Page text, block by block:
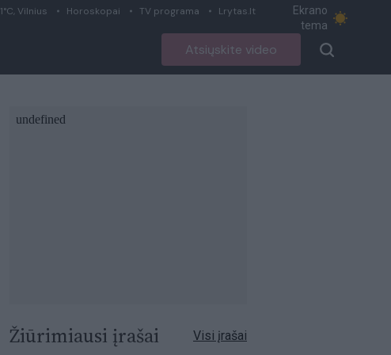
1°C, Vilnius Horoskopai TV programa Lrytas.lt
Ekrano
tema
Atsiųskite video
Žiūrimiausi įrašai Visi įrašai